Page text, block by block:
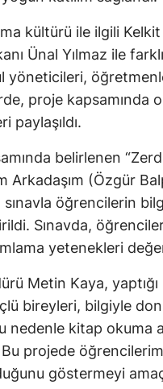
kültürü ile ilgili
Ünal Yılmaz ile
yöneticileri,
proje kapsamında
paylaşıldı.
belirlenen
Arkadaşım (Özgür
sınavla öğrencilerin
Sınavda,
yetenekleri
Metin Kaya, yaptığı
bireyleri, bilgiyle
nedenle kitap okuma
projede
göstermeyi